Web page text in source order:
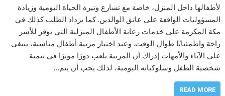
لأطفالها داخل المنزل، خاصة مع تسارع وتيرة الحياة اليومية وزيادة
المسؤوليات الواقعة على عاتق الوالدين. كما يزداد الطلب كذلك في
مكة المكرمة على خدمات رعاية الأطفال المنزلية التي توفر للأسر
راحة واطمئنانًا طوال الوقت. وعند اختيار مربية أطفال مناسبة، ينبغي
على الآباء والأمهات إدراك أن المربية تلعب دورًا مؤثرًا في تنمية
شخصية الطفل وسلوكياته اليومية، لذلك يجب أن يتم…
READ MORE